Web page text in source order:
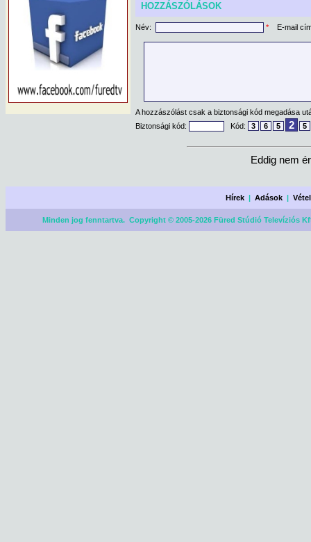
HOZZÁSZÓLÁSOK
Név: * E-mail
A hozzászólást csak a biztonsági kód megadása
Biztonsági kód:
Kód: 3 6 5 2 5
Eddig nem
Hírek |Adások |
Minden jog fenntartva. Copyright © 2005-2026 Füred Stúdió Televíziós